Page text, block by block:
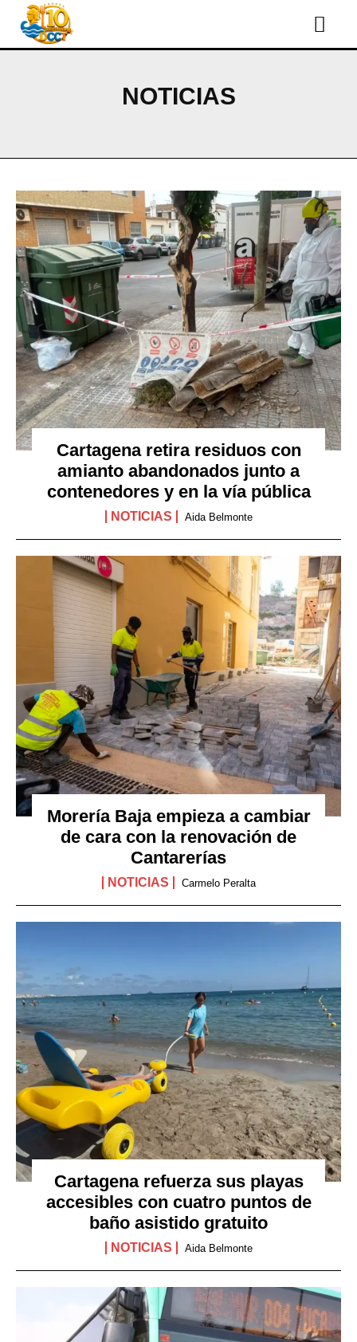
NOTICIAS
Cartagena retira residuos con
amianto abandonados junto a
contenedores y en la vía pública
NOTICIAS Aida Belmonte
Morería Baja empieza a cambiar
de cara con la renovación de
Cantarerías
NOTICIAS Carmelo Peralta
Cartagena refuerza sus playas
accesibles con cuatro puntos de
baño asistido gratuito
NOTICIAS Aida Belmonte